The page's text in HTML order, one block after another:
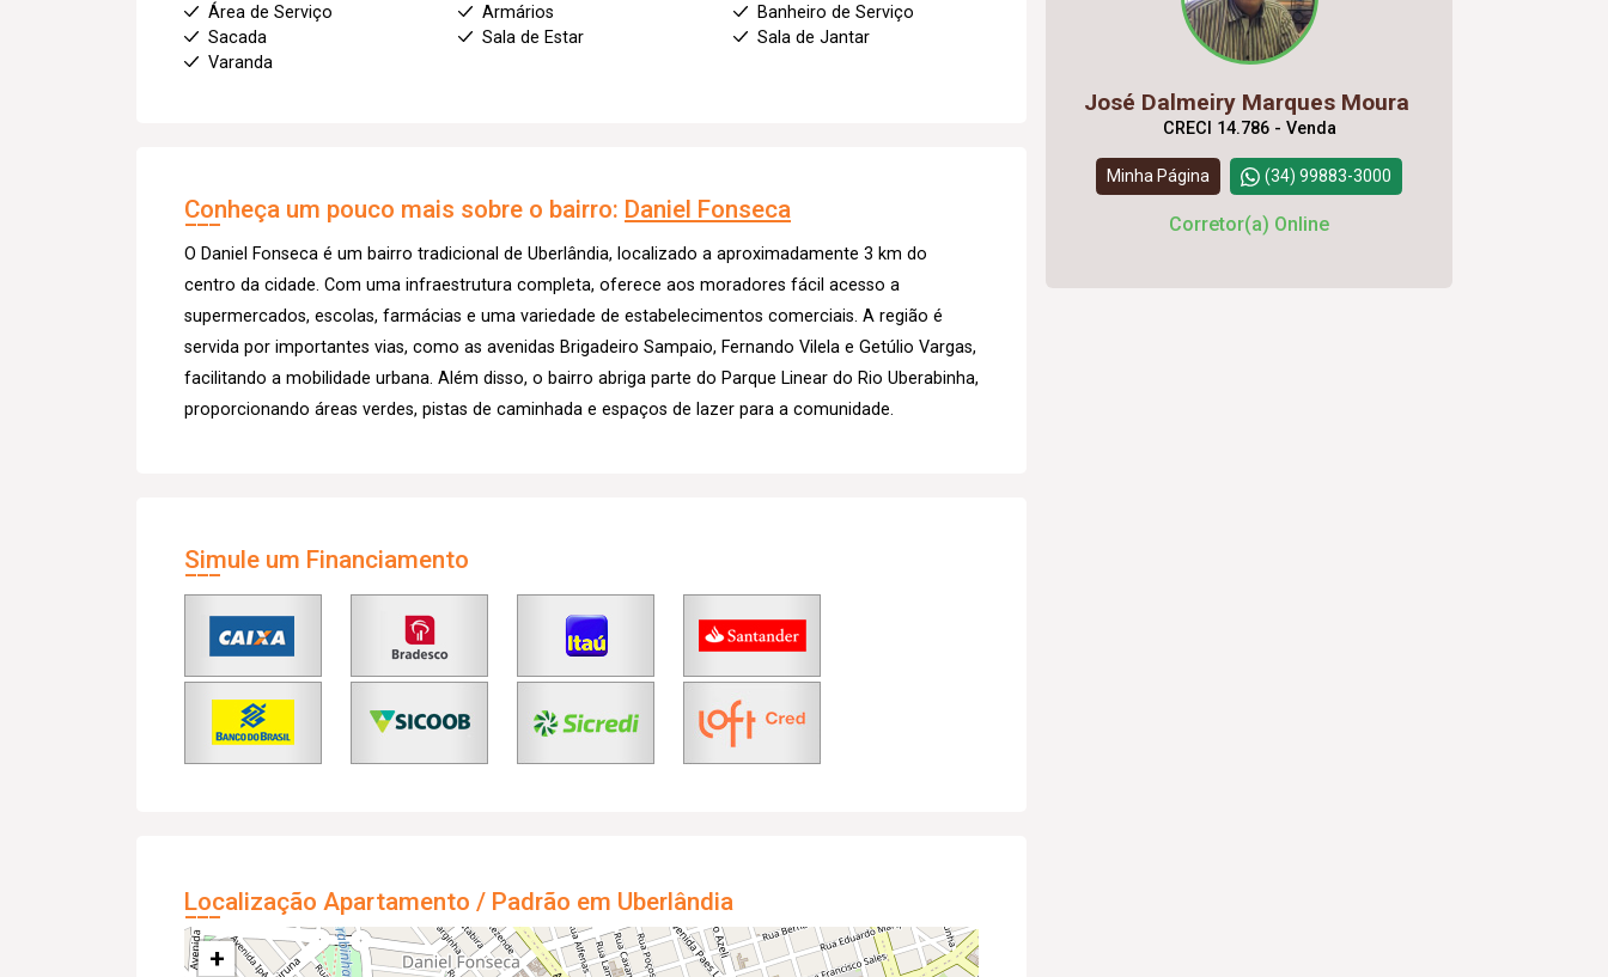
Área de Serviço Armários
Banheiro de Serviço
Sacada
Sala de Estar
Sala de Jantar
Varanda
Conheça um pouco mais sobre o bairro: Daniel Fonseca
O Daniel Fonseca é um bairro tradicional de Uberlândia, localizado a aproximadamente 3 km do
centro da cidade. Com uma infraestrutura completa, oferece aos moradores fácil acesso a
supermercados, escolas, farmácias e uma variedade de estabelecimentos comerciais. A região é
servida por importantes vias, como as avenidas Brigadeiro Sampaio, Fernando Vilela e Getúlio Vargas,
facilitando a mobilidade urbana. Além disso, o bairro abriga parte do Parque Linear do Rio Uberabinha,
proporcionando áreas verdes, pistas de caminhada e espaços de lazer para a comunidade.
Simule um Financiamento
Localização Apartamento / Padrão em Uberlândia
+
José Dalmeiry Marques Moura
CRECI 14.786 - Venda
Minha Página (34) 99883-3000
Corretor(a) Online